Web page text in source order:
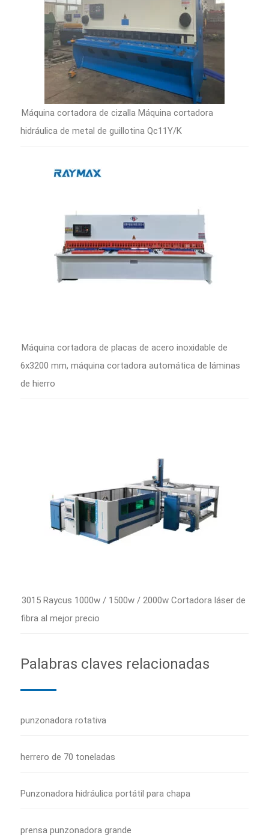
Máquina cortadora de cizalla Máquina cortadora
hidráulica de metal de guillotina Qc11Y/K
Máquina cortadora de placas de acero inoxidable de
6x3200 mm, máquina cortadora automática de láminas
de hierro
3015 Raycus 1000w / 1500w / 2000w Cortadora láser de
fibra al mejor precio
Palabras claves relacionadas
punzonadora rotativa
herrero de 70 toneladas
Punzonadora hidráulica portátil para chapa
prensa punzonadora grande